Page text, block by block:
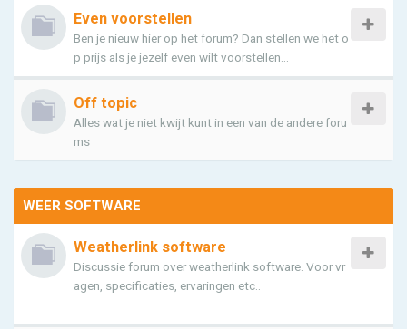
Even voorstellen
Ben je nieuw hier op het forum? Dan stellen we het o
p prijs als je jezelf even wilt voorstellen...
Off topic
Alles wat je niet kwijt kunt in een van de andere foru
ms
WEER SOFTWARE
Weatherlink software
Discussie forum over weatherlink software. Voor vr
agen, specificaties, ervaringen etc..